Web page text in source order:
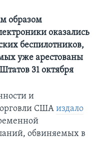
образом
оказались
беспилотников,
уже арестованы
31 октября
и
США издало
обвиняемых в